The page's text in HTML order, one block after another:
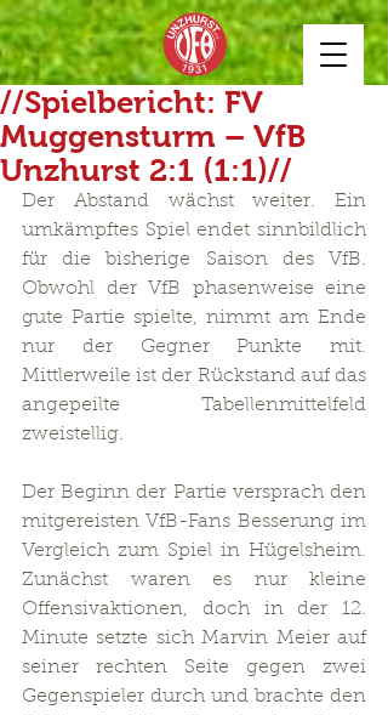
//Spielbericht: FV
Muggensturm – VfB
Unzhurst 2:1 (1:1)//
Der Abstand wächst weiter. Ein
umkämpftes Spiel endet sinnbildlich
für die bisherige Saison des VfB.
Obwohl der VfB phasenweise eine
gute Partie spielte, nimmt am Ende
nur der Gegner Punkte mit.
Mittlerweile ist der Rückstand auf das
angepeilte Tabellenmittelfeld
zweistellig.
Der Beginn der Partie versprach den
mitgereisten VfB-Fans Besserung im
Vergleich zum Spiel in Hügelsheim.
Zunächst waren es nur kleine
Offensivaktionen, doch in der 12.
Minute setzte sich Marvin Meier auf
seiner rechten Seite gegen zwei
Gegenspieler durch und brachte den